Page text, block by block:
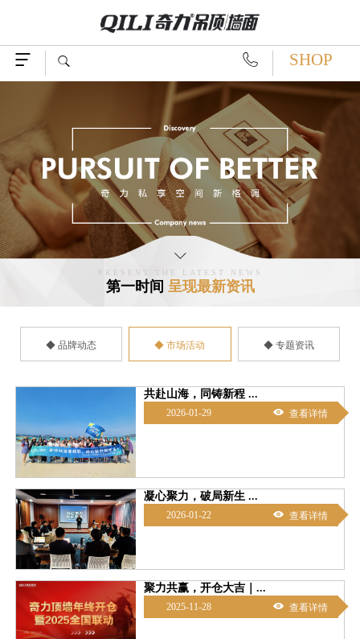
   SHOP

PRESENT THE LATEST NEWS
第一时间 呈现最新资讯
◆ 品牌动态 ◆ 市场活动 ◆ 专题资讯
共赴山海，同铸新程 ...
2026-01-29  查看详情
凝心聚力，破局新生 ...
2026-01-22  查看详情
聚力共赢，开仓大吉｜...
2025-11-28  查看详情